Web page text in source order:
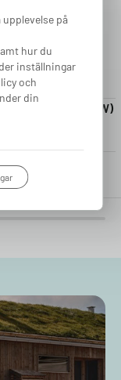
5-20m (22kW)
kr
på
hur du
inställningar
och
din